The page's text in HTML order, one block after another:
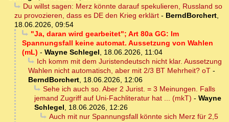
Du willst sagen: Merz könnte darauf spekulieren, Russland so
zu provozieren, dass es DE den Krieg erklärt - BerndBorchert,
18.06.2026, 09:54
"Ja, daran wird gearbeitet"; Art 80a GG: Im
Spannungsfall keine automat. Aussetzung von Wahlen
(mL) - Wayne Schlegel, 18.06.2026, 11:04
Ich komm mit dem Juristendeutsch nicht klar. Aussetzung
Wahlen nicht automatisch, aber mit 2/3 BT Mehrheit? oT -
BerndBorchert, 18.06.2026, 12:06
Sehe ich auch so. Aber 2 Jurist. = 3 Meinungen. Falls
jemand Zugriff auf Uni-Fachliteratur hat ... (mkT) - Wayne
Schlegel, 18.06.2026, 12:26
Auch mit nur Spannungsfall könnte sich Merz für 2,5